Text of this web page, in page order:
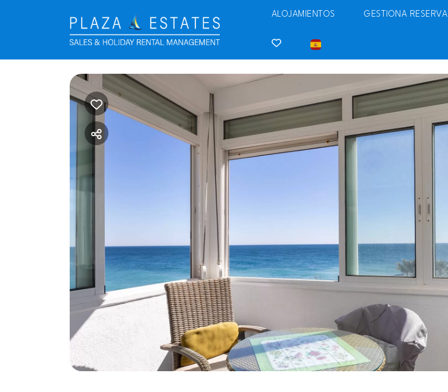
ALOJAMIENTOS GESTIONA RESERVA